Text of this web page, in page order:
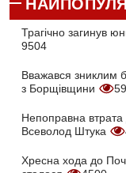
Трагічно загинув
9504
Вважався зниклим
з Борщівщини
Непоправна втрата
Всеволод Штука
Хресна хода до